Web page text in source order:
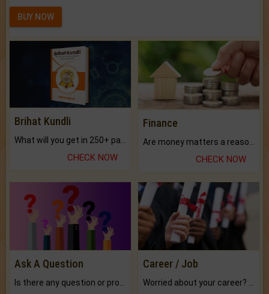
BUY NOW
Brihat Kundli
CHECK NOW
Finance
CHECK NOW
Ask A Question Career / Job